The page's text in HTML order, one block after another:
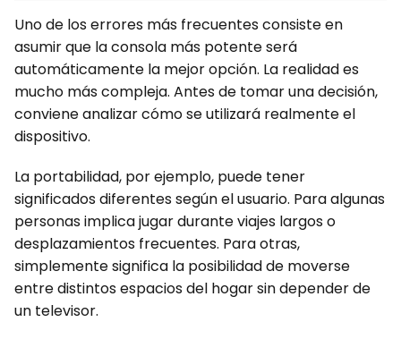
Uno de los errores más frecuentes consiste en
asumir que la consola más potente será
automáticamente la mejor opción. La realidad es
mucho más compleja. Antes de tomar una decisión,
conviene analizar cómo se utilizará realmente el
dispositivo.
La portabilidad, por ejemplo, puede tener
significados diferentes según el usuario. Para algunas
personas implica jugar durante viajes largos o
desplazamientos frecuentes. Para otras,
simplemente significa la posibilidad de moverse
entre distintos espacios del hogar sin depender de
un televisor.